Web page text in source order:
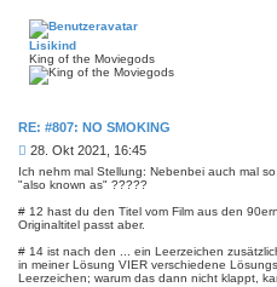
g
Lisikind
King of the Moviegods
RE: #807: NO SMOKING
B
e
i
r
a
g
28. Okt 2021, 16:45
Ich nehm mal Stellung: Nebenbei auch mal
"also known as" ?????
# 12 hast du den Titel vom Film aus den
Originaltitel passt aber.
# 14 ist nach den ... ein Leerzeichen
in meiner Lösung VIER verschiedene
Leerzeichen; warum das dann nicht klappt,